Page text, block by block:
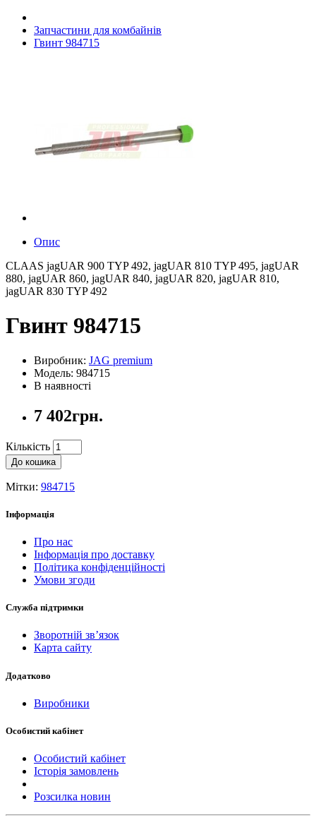
Запчастини для комбайнів
Гвинт 984715
Опис
CLAAS jagUAR 900 TYP 492, jagUAR 810 TYP 495, jagUAR
880, jagUAR 860, jagUAR 840, jagUAR 820, jagUAR 810,
jagUAR 830 TYP 492
Гвинт 984715
Виробник: JAG premium
Модель: 984715
В наявності
7 402грн.
Кількість
До кошика
Мітки: 984715
Інформація
Про нас
Інформація про доставку
Політика конфіденційності
Умови згоди
Служба підтримки
Зворотній зв’язок
Карта сайту
Додатково
Виробники
Особистий кабінет
Особистий кабінет
Історія замовлень
Розсилка новин